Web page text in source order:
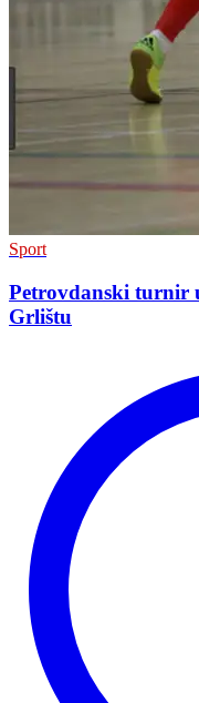
Sport
Petrovdanski turnir
Grlištu